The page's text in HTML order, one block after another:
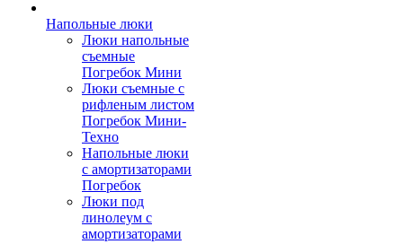
Напольные люки
Люки напольные
съемные
Погребок Мини
Люки съемные с
рифленым листом
Погребок Мини-
Техно
Напольные люки
с амортизаторами
Погребок
Люки под
линолеум с
амортизаторами